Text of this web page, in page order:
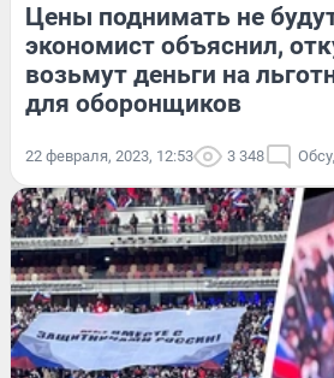
Цены поднимать не
экономист объяснил,
возьмут деньги на
для оборонщиков
22 февраля, 2023, 12:53 3 348